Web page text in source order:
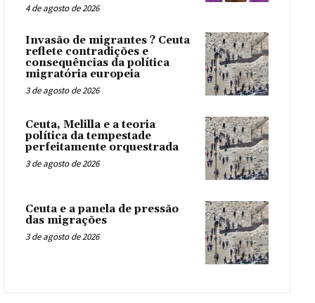
4 de agosto de 2026
Invasão de migrantes ? Ceuta
reflete contradições e
consequências da política
migratória europeia
3 de agosto de 2026
Ceuta, Melilla e a teoria
política da tempestade
perfeitamente orquestrada
3 de agosto de 2026
Ceuta e a panela de pressão
das migrações
3 de agosto de 2026